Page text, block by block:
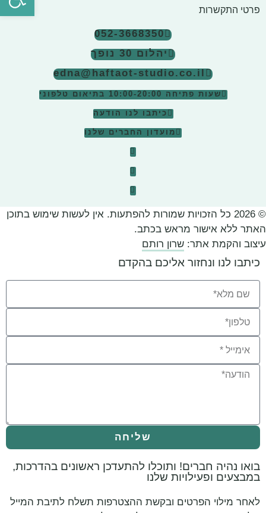
פרטי התקשרות
052-3668350
יהלום 30 נופך
edna@haftaot-studio.co.il
שעות פתיחה 10:00-20:00 בתיאום טלפוני
כיתבו לנו הודעה
מועדון החברים שלנו
© 2026 כל הזכויות שמורות להפתעות. אין לעשות שימוש בתוכן
האתר ללא אישור מראש בכתב.
עיצוב והקמת אתר: שרון רותם
כיתבו לנו ונחזור אליכם בהקדם
שליחה
בואו נהיה חברים! ותוכלו להתעדכן ראשונים בהדרכות,
במבצעים ופעילויות שלנו
לאחר מילוי הפרטים ובקשת ההצטרפות תשלח לתיבת המייל